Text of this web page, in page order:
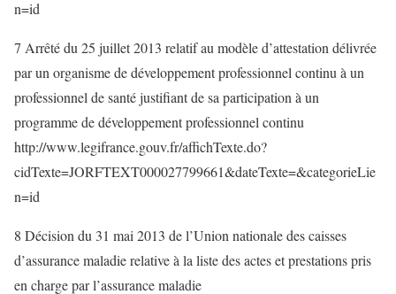
n=id
7 Arrêté du 25 juillet 2013 relatif au modèle d’attestation délivrée
par un organisme de développement professionnel continu à un
professionnel de santé justifiant de sa participation à un
programme de développement professionnel continu
http://www.legifrance.gouv.fr/affichTexte.do?
cidTexte=JORFTEXT000027799661&dateTexte=&categorieLie
n=id
8 Décision du 31 mai 2013 de l’Union nationale des caisses
d’assurance maladie relative à la liste des actes et prestations pris
en charge par l’assurance maladie